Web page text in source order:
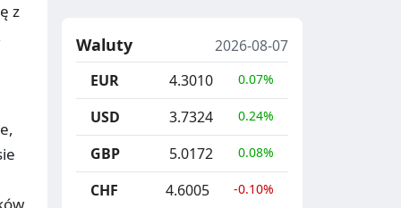
z
Waluty
2026-08-07
EUR
4.3010 0.07%
USD 3.7324 0.24%
GBP 5.0172 0.08%
CHF 4.6005 -0.10%